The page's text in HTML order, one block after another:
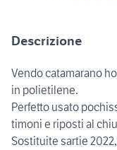
Descrizione
Vendo catamarano
in polietilene.
Perfetto usato
timoni e riposti al
Sostituite sartie